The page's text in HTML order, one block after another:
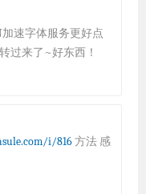
加速字体服务更好点
过来了~好东西！
i/816方法 感